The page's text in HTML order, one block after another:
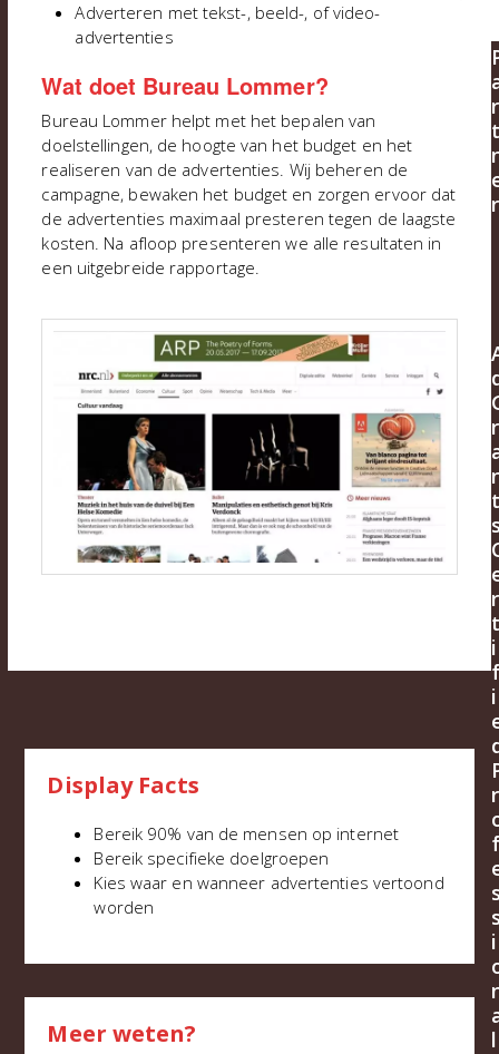
Adverteren met tekst-, beeld-, of video-
advertenties
Wat doet Bureau Lommer?
Bureau Lommer helpt met het bepalen van
doelstellingen, de hoogte van het budget en het
realiseren van de advertenties. Wij beheren de
campagne, bewaken het budget en zorgen ervoor dat
de advertenties maximaal presteren tegen de laagste
kosten. Na afloop presenteren we alle resultaten in
een uitgebreide rapportage.
Display Facts
Bereik 90% van de mensen op internet
Bereik specifieke doelgroepen
Kies waar en wanneer advertenties vertoond
worden
Meer weten?
r
t
r
r
t
r
t
i
f
i
r
f
i
l